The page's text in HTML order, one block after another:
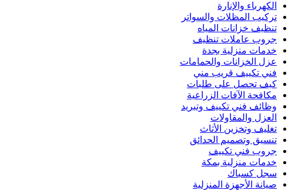
الكهرباء والإنارة
تركيب المظلات والسواتر
تنظيف خزانات المياه
جروب عاملات تنظيف
خدمات منزلية بجدة
عزل الخزانات والحمامات
فني تكييف قريب مني
كيف تحصل على طلبات
مكافحة الآفات الزراعية
وظائف فني تكييف وتبريد
العزل والمقاولات
تغليف وتخزين الأثاث
تنسيق وتصميم الحدائق
جروب فني تكييف
خدمات منزلية بمكة
سجل كسباك
صيانة الأجهزة المنزلية